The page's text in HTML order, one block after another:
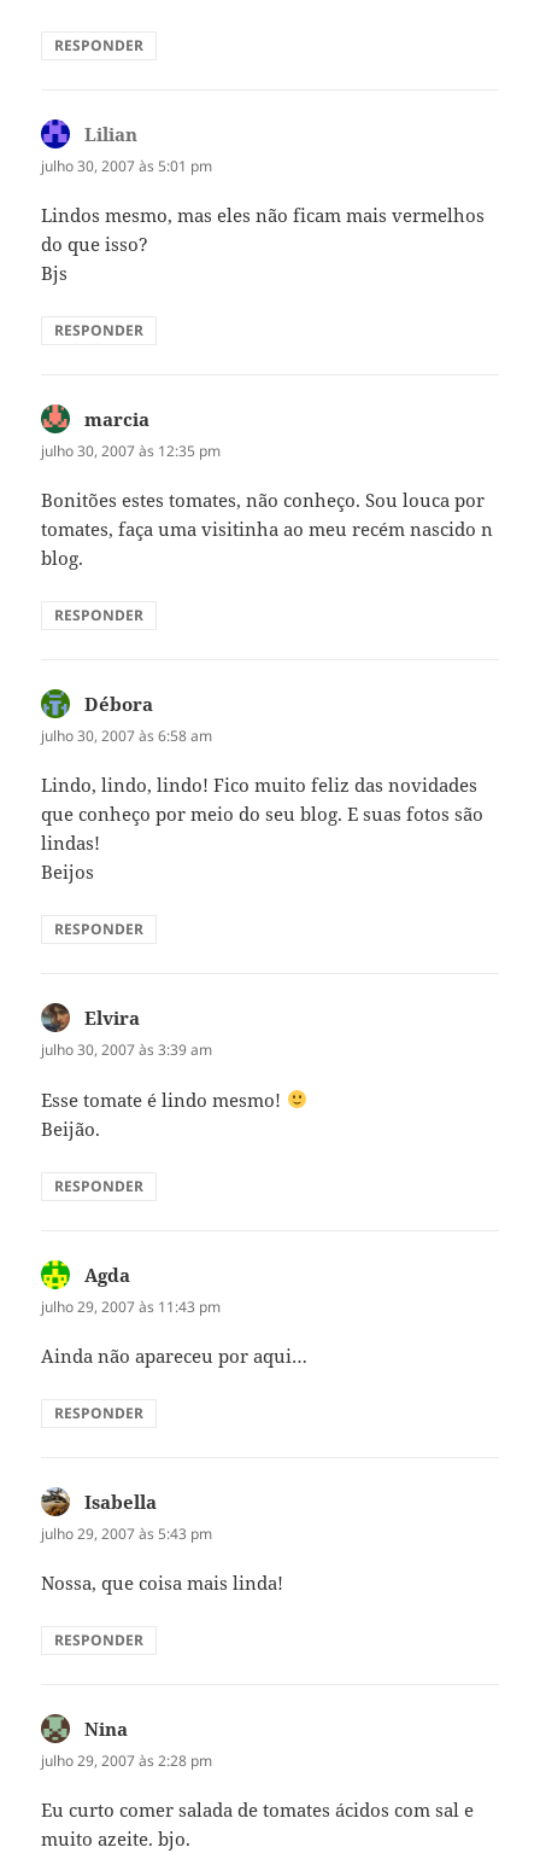
RESPONDER
Lilian
julho 30, 2007 às 5:01 pm
Lindos mesmo, mas eles não ficam mais vermelhos
do que isso?
Bjs
RESPONDER
marcia
julho 30, 2007 às 12:35 pm
Bonitões estes tomates, não conheço. Sou louca por
tomates, faça uma visitinha ao meu recém nascido n
blog.
RESPONDER
Débora
julho 30, 2007 às 6:58 am
Lindo, lindo, lindo! Fico muito feliz das novidades
que conheço por meio do seu blog. E suas fotos são
lindas!
Beijos
RESPONDER
Elvira
julho 30, 2007 às 3:39 am
Esse tomate é lindo mesmo!
Beijão.
RESPONDER
Agda
julho 29, 2007 às 11:43 pm
Ainda não apareceu por aqui…
RESPONDER
Isabella
julho 29, 2007 às 5:43 pm
Nossa, que coisa mais linda!
RESPONDER
Nina
julho 29, 2007 às 2:28 pm
Eu curto comer salada de tomates ácidos com sal e
muito azeite. bjo.